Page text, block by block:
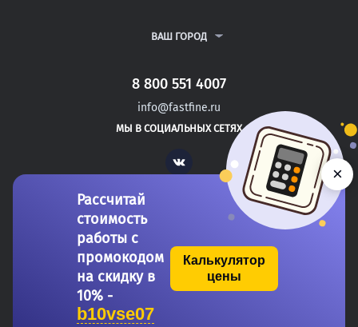
ПОЛИТИКА КОНФИДЕНЦИАЛЬНОСТИ
КОНТАКТЫ
ВАШ ГОРОД
САНКТ-ПЕТЕРБУРГ
ВЫШНИЙ ВОЛОЧЕК
СЛАНЦЫ
8 800 551 4007
info@fastfine.ru
МЫ В СОЦИАЛЬНЫХ СЕТЯХ
Vk
Copyright 2011-2026 FastFine.ru
Рассчитай
стоимость
работы с
промокодом
на скидку в
10% -
b10vse07
Калькулятор
цены
×